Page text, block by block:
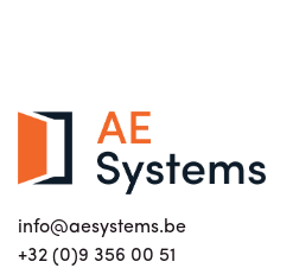
info@aesystems.be
+32 (0)9 356 00 51